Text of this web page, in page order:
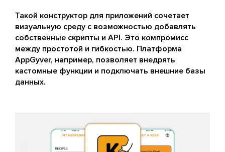
Такой конструктор для приложений сочетает
визуальную среду с возможностью добавлять
собственные скрипты и API. Это компромисс
между простотой и гибкостью. Платформа
AppGyver, например, позволяет внедрять
кастомные функции и подключать внешние базы
данных.